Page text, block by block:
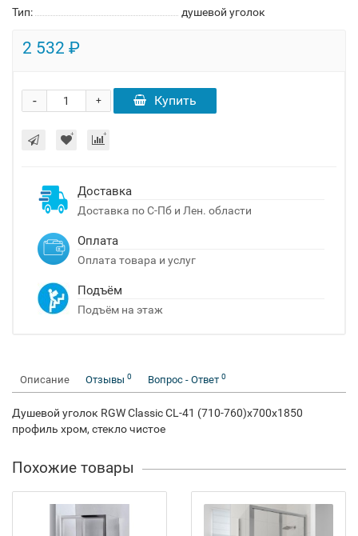
Тип:
душевой уголок
2 532 ₽
+
- Купить
Доставка
Доставка по С-Пб и Лен. области
Оплата
Оплата товара и услуг
Подъём
Подъём на этаж
Описание Отзывы 0 Вопрос - Ответ 0
Душевой уголок RGW Classic CL-41 (710-760)x700x1850
профиль хром, стекло чистое
Похожие товары